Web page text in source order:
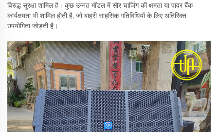
विरुद्ध सुरक्षा शामिल है। कुछ उन्नत मॉडल में सौर चार्जिंग की क्षमता या पावर बैंक
कार्यक्षमता भी शामिल होती है, जो बाहरी साहसिक गतिविधियों के लिए अतिरिक्त
उपयोगिता जोड़ती है।